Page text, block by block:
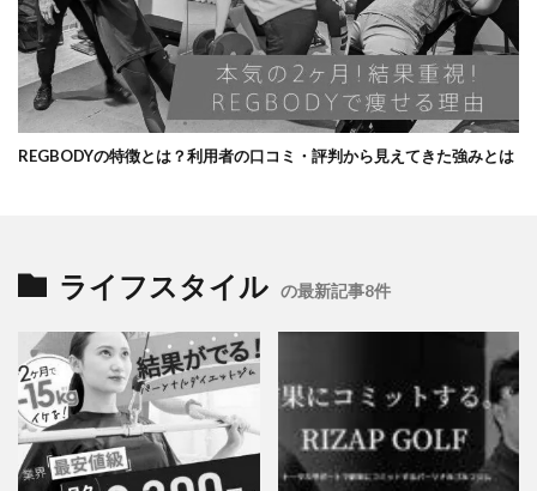
REGBODYの特徴とは？利用者の口コミ・評判から見えてきた強みとは
ライフスタイル の最新記事8件